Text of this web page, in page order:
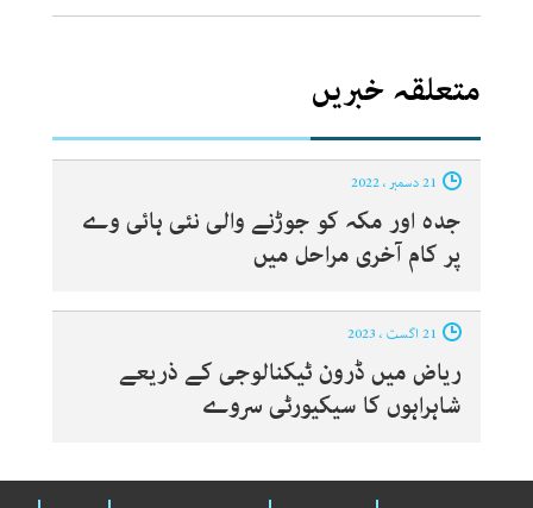
متعلقہ خبریں
جدہ اور مکہ کو جوڑنے والی نئی ہائی وے
پر کام آخری مراحل میں
ریاض میں ڈرون ٹیکنالوجی کے ذریعے
شاہراہوں کا سیکیورٹی سروے